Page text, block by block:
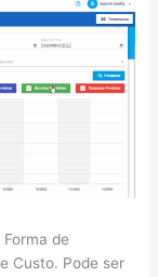
de
Custo. Pode ser